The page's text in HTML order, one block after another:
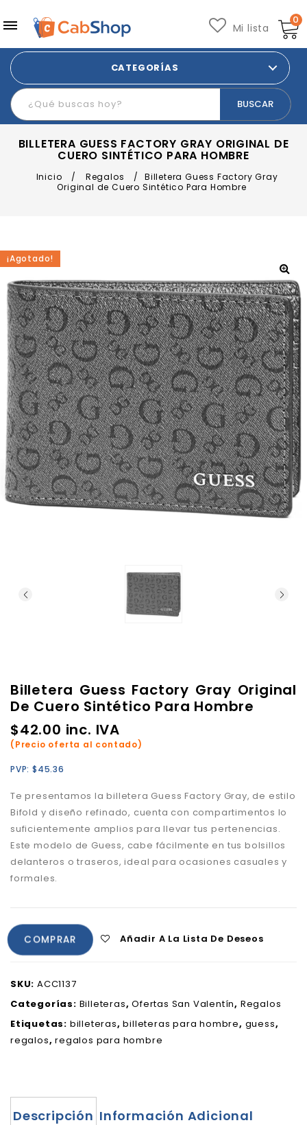
0
Mi lista
CATEGORÍAS
BILLETERA GUESS FACTORY GRAY ORIGINAL DE
CUERO SINTÉTICO PARA HOMBRE
Inicio / Regalos /
Billetera Guess Factory Gray
Original de Cuero Sintético Para Hombre
¡Agotado!
Billetera Guess Factory Gray Original
De Cuero Sintético Para Hombre
$42.00 inc. IVA
(Precio oferta al contado)
PVP: $45.36
Te presentamos la billetera Guess Factory Gray, de estilo
Bifold y diseño refinado, cuenta con compartimentos lo
suficientemente amplios para llevar tus pertenencias.
Este modelo de Guess, cabe fácilmente en tus bolsillos
delanteros o traseros, ideal para ocasiones casuales y
formales.
COMPRAR Añadir A La Lista De Deseos
SKU: ACC1137
Categorías: Billeteras,Ofertas San Valentín, Regalos
Etiquetas: billeteras,billeteras para hombre, guess,
regalos,regalos para hombre
Descripción Información Adicional